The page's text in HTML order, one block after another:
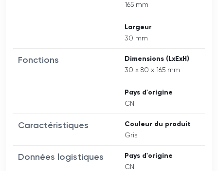
165 mm
Largeur
30 mm
Fonctions Dimensions (LxExH)
30 x 80 x 165 mm
Pays d'origine
CN
Caractéristiques Couleur du produit
Gris
Données logistiques Pays d'origine
CN